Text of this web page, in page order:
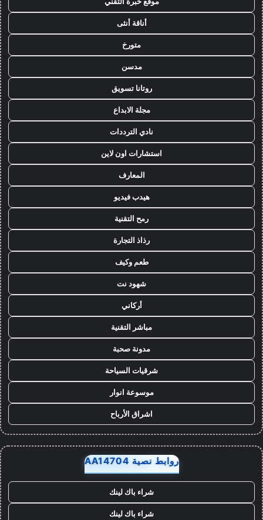
أناقة أنثى
متورخ
مدسن
روتانا تسويق
مجلة الابداع
نادي الترددات
استشارات اون لاين
المعارف
هيدب فيديو
رمح التقنية
رذاذ التجارة
طعم وكيف
شهود نت
أركاني
مباشر التقنية
مدونة صحبة
شرقيات السياحة
موسوعة انوار
اشراق الأرباح
روابط نصية AA14704
شراء باك لينك
شراء باك لينك